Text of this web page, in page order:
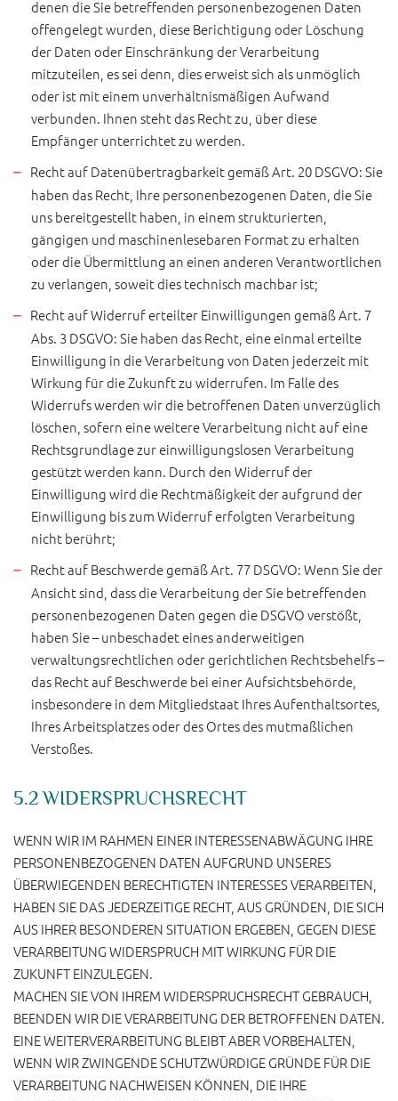
denen die Sie betreffenden personenbezogenen Daten
offengelegt wurden, diese Berichtigung oder Löschung
der Daten oder Einschränkung der Verarbeitung
mitzuteilen, es sei denn, dies erweist sich als unmöglich
oder ist mit einem unverhältnismäßigen Aufwand
verbunden. Ihnen steht das Recht zu, über diese
Empfänger unterrichtet zu werden.
Recht auf Datenübertragbarkeit gemäß Art. 20 DSGVO: Sie
haben das Recht, Ihre personenbezogenen Daten, die Sie
uns bereitgestellt haben, in einem strukturierten,
gängigen und maschinenlesebaren Format zu erhalten
oder die Übermittlung an einen anderen Verantwortlichen
zu verlangen, soweit dies technisch machbar ist;
Recht auf Widerruf erteilter Einwilligungen gemäß Art. 7
Abs. 3 DSGVO: Sie haben das Recht, eine einmal erteilte
Einwilligung in die Verarbeitung von Daten jederzeit mit
Wirkung für die Zukunft zu widerrufen. Im Falle des
Widerrufs werden wir die betroffenen Daten unverzüglich
löschen, sofern eine weitere Verarbeitung nicht auf eine
Rechtsgrundlage zur einwilligungslosen Verarbeitung
gestützt werden kann. Durch den Widerruf der
Einwilligung wird die Rechtmäßigkeit der aufgrund der
Einwilligung bis zum Widerruf erfolgten Verarbeitung
nicht berührt;
Recht auf Beschwerde gemäß Art. 77 DSGVO: Wenn Sie der
Ansicht sind, dass die Verarbeitung der Sie betreffenden
personenbezogenen Daten gegen die DSGVO verstößt,
haben Sie – unbeschadet eines anderweitigen
verwaltungsrechtlichen oder gerichtlichen Rechtsbehelfs –
das Recht auf Beschwerde bei einer Aufsichtsbehörde,
insbesondere in dem Mitgliedstaat Ihres Aufenthaltsortes,
Ihres Arbeitsplatzes oder des Ortes des mutmaßlichen
Verstoßes.
5.2 WIDERSPRUCHSRECHT
WENN WIR IM RAHMEN EINER INTERESSENABWÄGUNG IHRE
PERSONENBEZOGENEN DATEN AUFGRUND UNSERES
ÜBERWIEGENDEN BERECHTIGTEN INTERESSES VERARBEITEN,
HABEN SIE DAS JEDERZEITIGE RECHT, AUS GRÜNDEN, DIE SICH
AUS IHRER BESONDEREN SITUATION ERGEBEN, GEGEN DIESE
VERARBEITUNG WIDERSPRUCH MIT WIRKUNG FÜR DIE
ZUKUNFT EINZULEGEN.
MACHEN SIE VON IHREM WIDERSPRUCHSRECHT GEBRAUCH,
BEENDEN WIR DIE VERARBEITUNG DER BETROFFENEN DATEN.
EINE WEITERVERARBEITUNG BLEIBT ABER VORBEHALTEN,
WENN WIR ZWINGENDE SCHUTZWÜRDIGE GRÜNDE FÜR DIE
VERARBEITUNG NACHWEISEN KÖNNEN, DIE IHRE